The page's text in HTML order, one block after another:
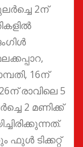
2ന്
16ന്
രാവിലെ 5
2 മണിക്ക്
ടിക്കറ്റ്